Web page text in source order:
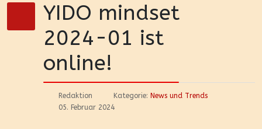
YIDO mindset
2024-01 ist
online!
Redaktion Kategorie: News und Trends
05. Februar 2024